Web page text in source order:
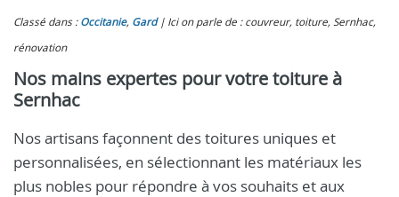
Classé dans : Occitanie, Gard
Ici on parle de : couvreur, toiture, Sernhac,
rénovation
Nos mains expertes pour votre toiture à
Sernhac
Nos artisans façonnent des toitures uniques et
personnalisées, en sélectionnant les matériaux les
plus nobles pour répondre à vos souhaits et aux